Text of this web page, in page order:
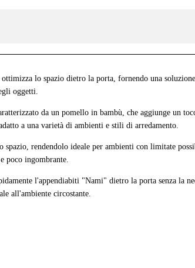
lo spazio dietro la porta, fornendo una
oggetti.
da un pomello in bambù, che aggiunge un
a una varietà di ambienti e stili di arredamento.
rendendolo ideale per ambienti con limitate
poco ingombrante.
l'appendiabiti "Nami" dietro la porta senza la
all'ambiente circostante.